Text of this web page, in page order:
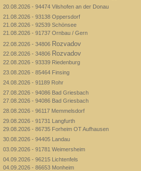
20.08.2026 - 94474 Vilshofen an der Donau
21.08.2026 - 93138 Oppersdorf
21.08.2026 - 92539 Schönsee
21.08.2026 - 91737 Ornbau / Gern
22.08.2026 - 34806 Rozvadov
22.08.2026 - 34806 Rozvadov
22.08.2026 - 93339 Riedenburg
23.08.2026 - 85464 Finsing
24.08.2026 - 91189 Rohr
27.08.2026 - 94086 Bad Griesbach
27.08.2026 - 94086 Bad Griesbach
28.08.2026 - 96117 Memmelsdorf
29.08.2026 - 91731 Langfurth
29.08.2026 - 86735 Forheim OT Aufhausen
30.08.2026 - 94405 Landau
03.09.2026 - 91781 Weimersheim
04.09.2026 - 96215 Lichtenfels
04.09.2026 - 86653 Monheim